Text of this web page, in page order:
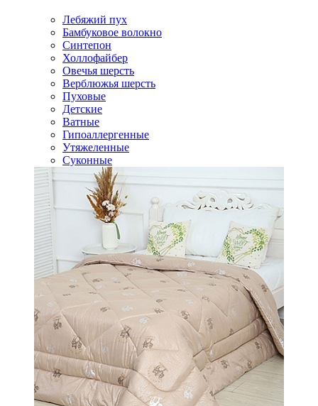
Лебяжий пух
Бамбуковое волокно
Синтепон
Холлофайбер
Овечья шерсть
Верблюжья шерсть
Пуховые
Детские
Ватные
Гипоаллергенные
Утяжеленные
Суконные